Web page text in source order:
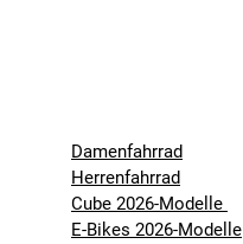
Damenfahrrad
Herrenfahrrad
Cube 2026-Modelle
E-Bikes 2026-Modelle